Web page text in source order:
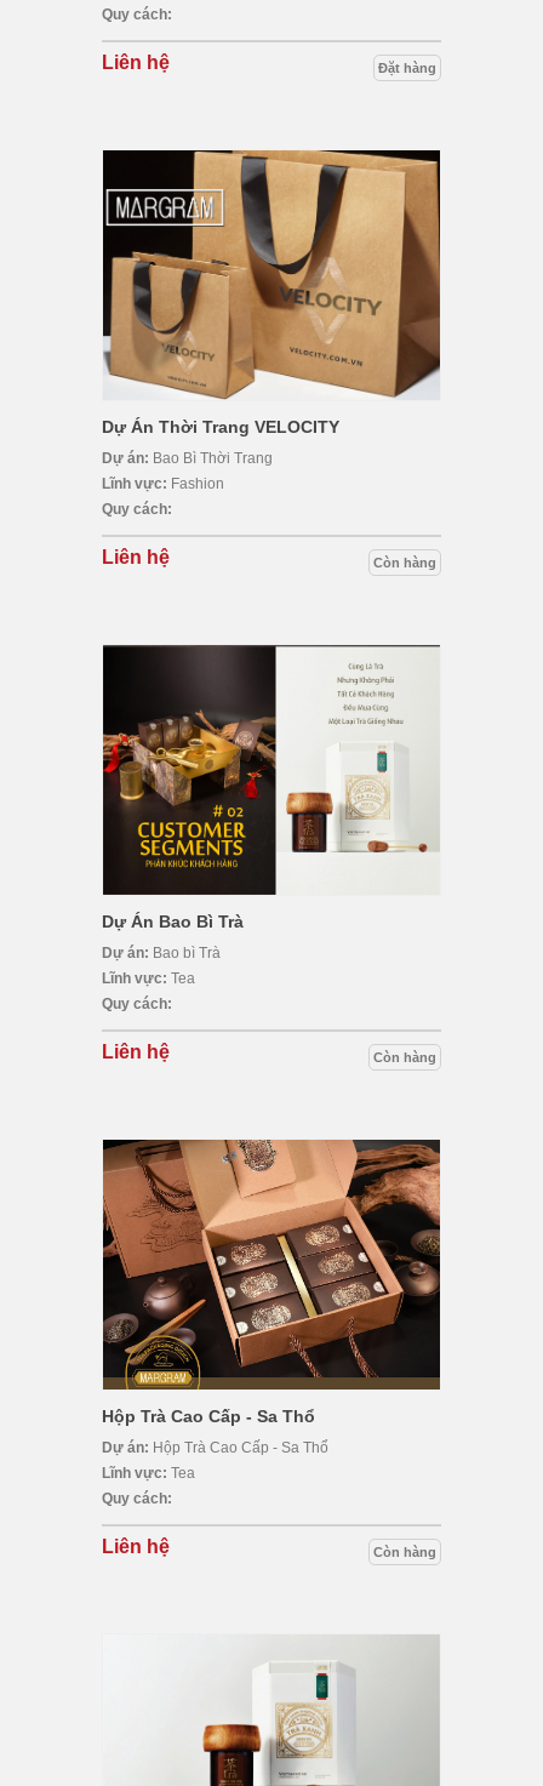
Quy cách:
Liên hệ Đặt hàng
Dự Án Thời Trang VELOCITY
Dự án: Bao Bì Thời Trang
Lĩnh vực: Fashion
Quy cách:
Liên hệ Còn hàng
Dự Án Bao Bì Trà
Dự án: Bao bì Trà
Lĩnh vực: Tea
Quy cách:
Liên hệ Còn hàng
Hộp Trà Cao Cấp - Sa Thổ
Dự án: Hộp Trà Cao Cấp - Sa Thổ
Lĩnh vực: Tea
Quy cách:
Liên hệ Còn hàng